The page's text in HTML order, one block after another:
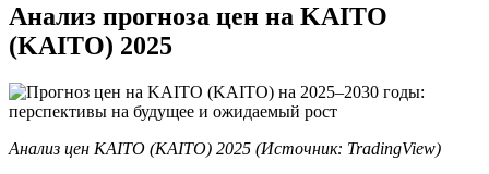
Анализ прогноза цен на KAITO
(KAITO) 2025
Анализ цен KAITO (KAITO) 2025 (Источник: TradingView)